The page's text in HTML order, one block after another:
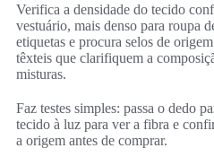
Verifica a densidade do tecido
vestuário, mais denso para roupa
etiquetas e procura selos de
têxteis que clarifiquem a
misturas.
Faz testes simples: passa o dedo
tecido à luz para ver a fibra e
a origem antes de comprar.